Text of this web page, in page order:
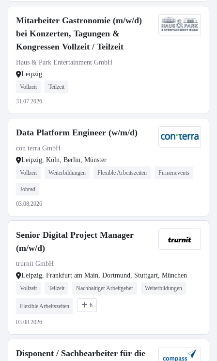
Mitarbeiter Gastronomie (m/w/d)
bei Konzerten, Tagungen &
Kongressen Vollzeit / Teilzeit
Haus & Park Entertainment GmbH
Leipzig
Vollzeit Teilzeit
31.07.2026
Data Platform Engineer (w/m/d)
con terra GmbH
Leipzig, Köln, Berlin, Münster
Vollzeit Weiterbildungen Flexible Arbeitszeiten Firmenevents
Jobrad
03.08.2026
Senior Digital Project Manager
(m/w/d)
trurnit GmbH
Leipzig, Frankfurt am Main, Dortmund, Stuttgart, München
Vollzeit Teilzeit Nachhaltiger Arbeitgeber Weiterbildungen
Flexible Arbeitszeiten 6
03.08.2026
Disponent / Sachbearbeiter für die